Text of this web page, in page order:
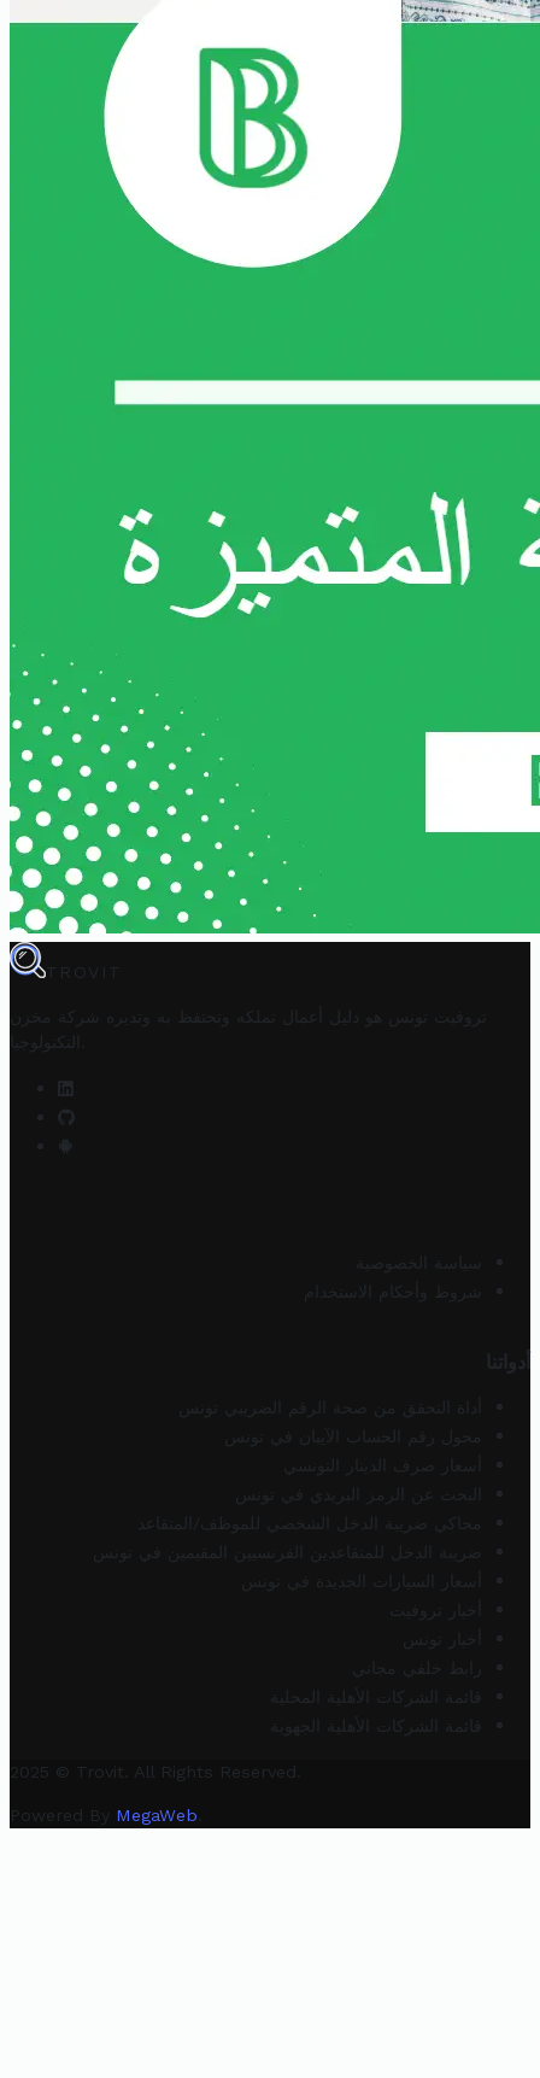
TROVIT
تروفيت تونس هو دليل أعمال تملكه وتحتفظ به وتديره
شركة مخزن
التكنولوجيا
سياسة الخصوصية
شروط وأحكام الاستخدام
أدواتنا
أداة التحقق من صحة الرقم الضريبي تونس
محول رقم الحساب الآيبان في تونس
أسعار صرف الدينار التونسي
البحث عن الرمز البريدي في تونس
محاكي ضريبة الدخل الشخصي للموظف/المتقاعد
ضريبة الدخل للمتقاعدين الفرنسيين المقيمين في تونس
أسعار السيارات الجديدة في تونس
أخبار تروفيت
أخبار تونس
رابط خلفي مجاني
قائمة الشركات الأهلية المحلية
قائمة الشركات الأهلية الجهوية
2025 © Trovit. All Rights Reserved.
Powered By MegaWeb